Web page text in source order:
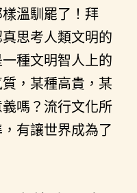
溫馴罷了！拜
思考人類文明的
種文明智人上的
，某種高貴，某
嗎？流行文化所
有讓世界成為了